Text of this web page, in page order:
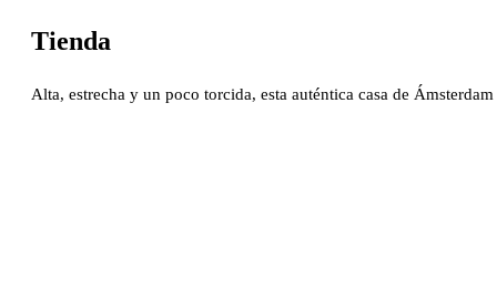
Tienda
Alta, estrecha y un poco torcida, esta auténtica casa de